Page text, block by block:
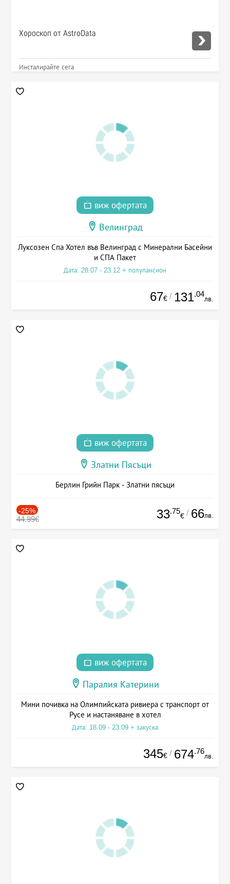
Хороскоп от AstroData
Инсталирайте сега
виж офертата
Велинград
Луксозен Спа Хотел във Велинград с Минерални Басейни
и СПА Пакет
Дата: 28.07 - 23.12 + полупансион
67€ / 131.04
лв.
виж офертата
Златни Пясъци
Берлин Грийн Парк - Златни пясъци
-25%
44.99€ 33.75
€ / 66лв.
виж офертата
Паралия Катерини
Мини почивка на Олимпийската ривиера с транспорт от
Русе и настаняване в хотел
Дата: 18.09 - 23.09 + закуска
345€ / 674.76
лв.